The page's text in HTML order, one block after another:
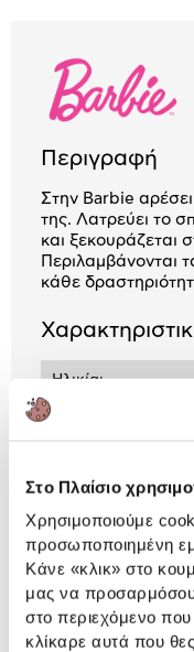
Στο Πλαίσιο
Χρησιμοποιούμε
προσωποποιημένη
Κάνε «κλικ» στο
μας να
στο περιεχόμενο
κλίκαρε αυτά που
Περιγραφή
Στην Barbie αρέσει
της. Λατρεύει το
και ξεκουράζεται
Περιλαμβάνονται
κάθε
Ηλικία:
Αναλυτική
παρουσίαση
Αναλυτική
Προδιαγραφές
προϊόντος
Χαρακτηριστικά